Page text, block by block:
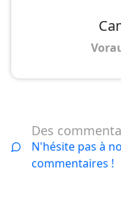
Des
N'hésite pas à
commentaires !